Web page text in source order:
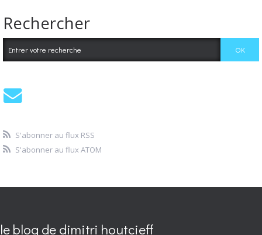
Rechercher
S'abonner au flux RSS
S'abonner au flux ATOM
le blog de dimitri houtcieff